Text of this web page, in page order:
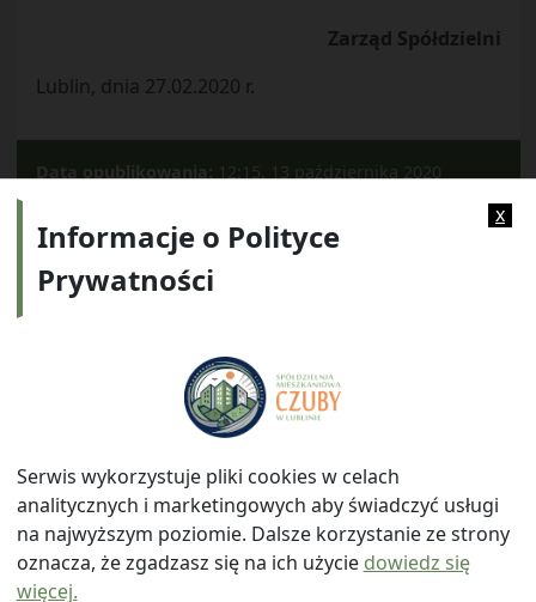
Zarząd Spółdzielni
Lublin, dnia 27.02.2020 r.
Data opublikowania: 12:15, 13 października 2020
ul. Watykańska 6, 20-538 Lublin
Telefon: 814641700 E-mail: info@smczuby.pl
© 2026
x
Informacje o Polityce
Prywatności
Serwis wykorzystuje pliki cookies w celach
analitycznych i marketingowych aby świadczyć usługi
na najwyższym poziomie. Dalsze korzystanie ze strony
oznacza, że zgadzasz się na ich użycie dowiedz się
więcej.